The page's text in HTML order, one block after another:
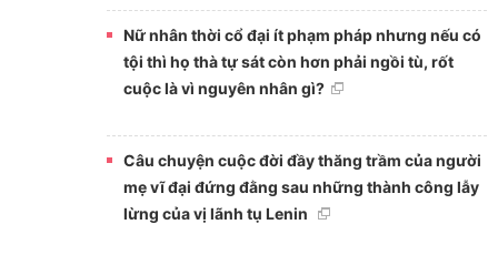
Nữ nhân thời cổ đại ít phạm pháp nhưng nếu có
tội thì họ thà tự sát còn hơn phải ngồi tù, rốt
cuộc là vì nguyên nhân gì?
Câu chuyện cuộc đời đầy thăng trầm của người
mẹ vĩ đại đứng đằng sau những thành công lẫy
lừng của vị lãnh tụ Lenin